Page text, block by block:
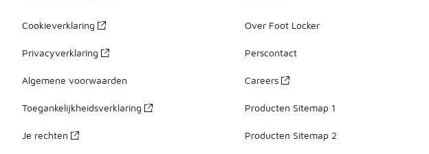
Cookieverklaring
Privacyverklaring
Algemene voorwaarden
Toegankelijkheidsverklaring
Je rechten
Over Foot Locker
Perscontact
Careers
Producten Sitemap 1
Producten Sitemap 2